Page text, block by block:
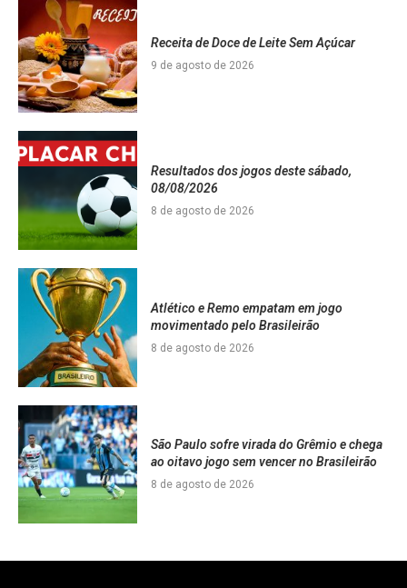
Receita de Doce de Leite Sem Açúcar
9 de agosto de 2026
Resultados dos jogos deste sábado,
08/08/2026
8 de agosto de 2026
Atlético e Remo empatam em jogo
movimentado pelo Brasileirão
8 de agosto de 2026
São Paulo sofre virada do Grêmio e chega
ao oitavo jogo sem vencer no Brasileirão
8 de agosto de 2026